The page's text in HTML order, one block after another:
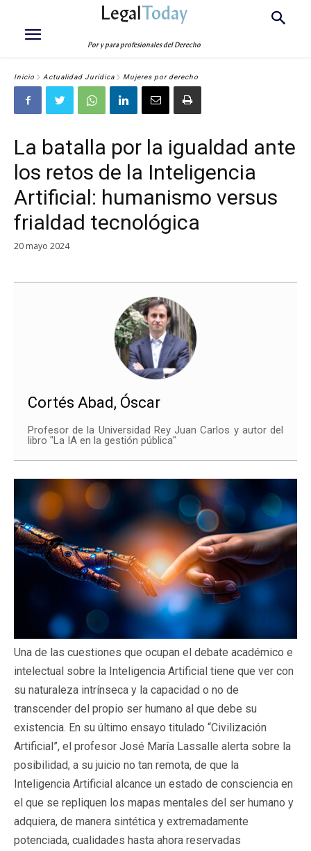
LegalToday
Por y para profesionales del Derecho
Inicio Actualidad Jurídica Mujeres por derecho
La batalla por la igualdad ante
los retos de la Inteligencia
Artificial: humanismo versus
frialdad tecnológica
20 mayo 2024
Cortés Abad, Óscar
Profesor de la Universidad Rey Juan Carlos y autor del
libro "La IA en la gestión pública"
Una de las cuestiones que ocupan el debate académico e
intelectual sobre la Inteligencia Artificial tiene que ver con
su naturaleza intrínseca y la capacidad o no de
transcender del propio ser humano al que debe su
existencia. En su último ensayo titulado “Civilización
Artificial”, el profesor José María Lassalle alerta sobre la
posibilidad, a su juicio no tan remota, de que la
Inteligencia Artificial alcance un estado de consciencia en
el que se repliquen los mapas mentales del ser humano y
adquiera, de manera sintética y extremadamente
potenciada, cualidades hasta ahora reservadas